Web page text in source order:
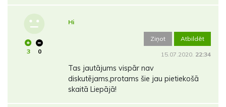
3 0
Hi
Ziņot Atbildēt
15.07.2020. 22:34
Tas jautājums vispār nav
diskutējams,protams šie jau pietiekošā
skaitā Liepājā!